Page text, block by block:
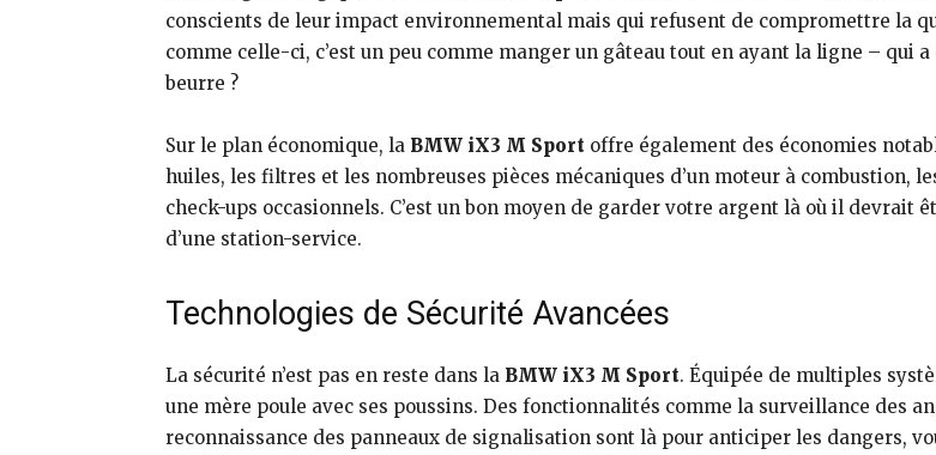
conscients de leur impact environnemental mais qui refusent de compromettre la
comme celle-ci, c’est un peu comme manger un gâteau tout en ayant la ligne – qui
beurre ?
Sur le plan économique, la BMW iX3 M Sport offre également des économies
huiles, les filtres et les nombreuses pièces mécaniques d’un moteur à combustion,
check-ups occasionnels. C’est un bon moyen de garder votre argent là où il
d’une station-service.
Technologies de Sécurité Avancées
La sécurité n’est pas en reste dans la BMW iX3 M Sport. Équipée de multiples
une mère poule avec ses poussins. Des fonctionnalités comme la surveillance des
reconnaissance des panneaux de signalisation sont là pour anticiper les dangers,